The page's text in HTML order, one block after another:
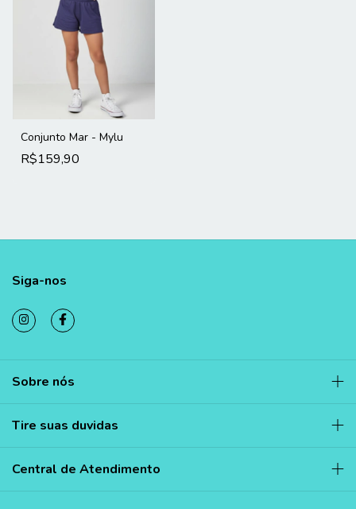
Conjunto Mar - Mylu
R$159,90
Siga-nos
Sobre nós
Tire suas duvidas
Central de Atendimento